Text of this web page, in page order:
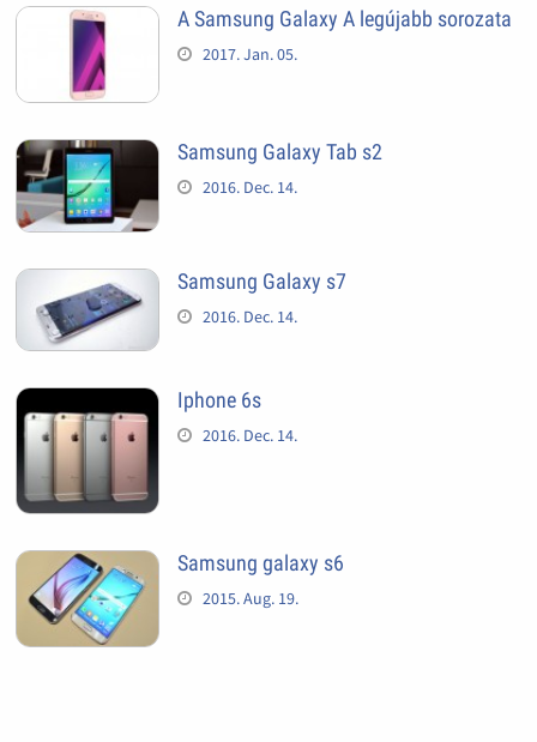
A Samsung Galaxy A legújabb sorozata
2017. Jan. 05.
Samsung Galaxy Tab s2
2016. Dec. 14.
Samsung Galaxy s7
2016. Dec. 14.
Iphone 6s
2016. Dec. 14.
Samsung galaxy s6
2015. Aug. 19.